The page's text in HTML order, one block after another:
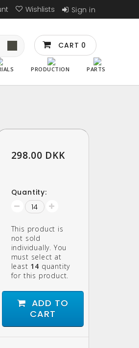
Sign in
Wishlists
CART 0
PRODUCTION PARTS
298.00 DKK
Quantity:
This product is
not sold
individually. You
must select at
least 14 quantity
for this product.
ADD TO
CART